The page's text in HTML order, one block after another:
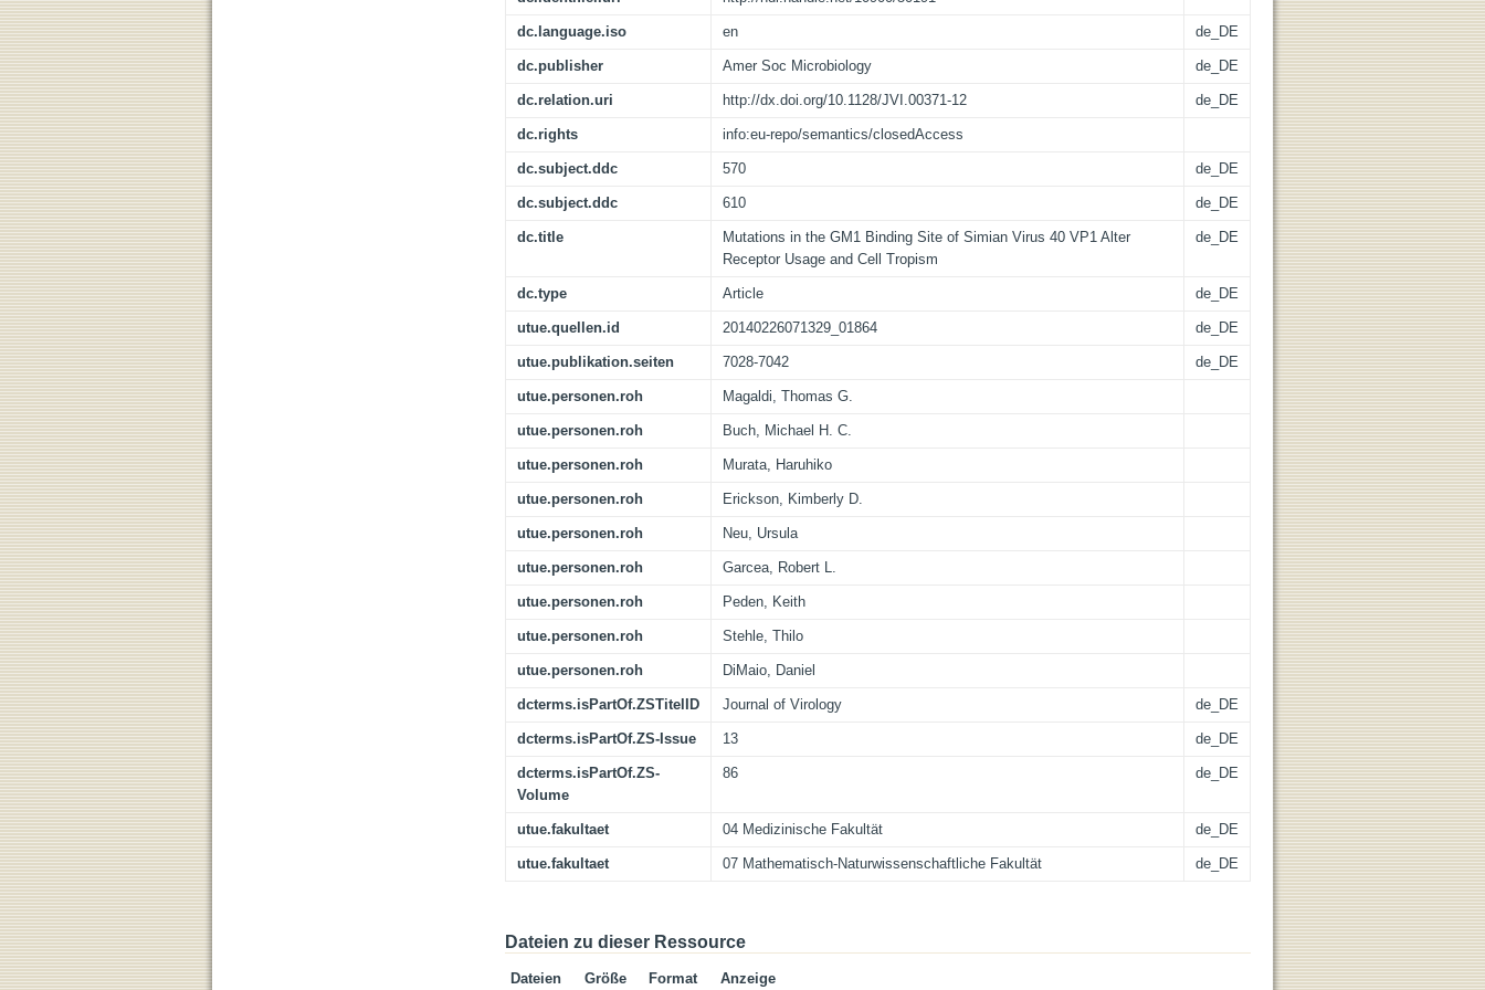
dc.language.iso en de_DE
dc.publisher Amer Soc Microbiology de_DE
dc.relation.uri http://dx.doi.org/10.1128/JVI.00371-12 de_DE
dc.rights info:eu-repo/semantics/closedAccess
dc.subject.ddc 570 de_DE
dc.subject.ddc 610 de_DE
dc.title
Mutations in the GM1 Binding Site of Simian Virus 40 VP1 Alter
Receptor Usage and Cell Tropism
de_DE
dc.type Article de_DE
utue.quellen.id 20140226071329_01864 de_DE
utue.publikation.seiten 7028-7042 de_DE
utue.personen.roh Magaldi, Thomas G.
utue.personen.roh Buch, Michael H. C.
utue.personen.roh Murata, Haruhiko
utue.personen.roh Erickson, Kimberly D.
utue.personen.roh Neu, Ursula
utue.personen.roh Garcea, Robert L.
utue.personen.roh Peden, Keith
utue.personen.roh Stehle, Thilo
utue.personen.roh DiMaio, Daniel
dcterms.isPartOf.ZSTitelID Journal of Virology de_DE
dcterms.isPartOf.ZS-Issue 13 de_DE
dcterms.isPartOf.ZS-
Volume
86 de_DE
utue.fakultaet 04 Medizinische Fakultät de_DE
utue.fakultaet 07 Mathematisch-Naturwissenschaftliche Fakultät de_DE
Dateien zu dieser Ressource
Dateien Größe Format Anzeige